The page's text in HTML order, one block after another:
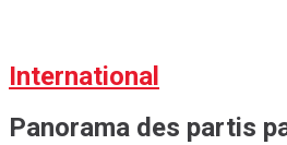
International
Panorama des partis